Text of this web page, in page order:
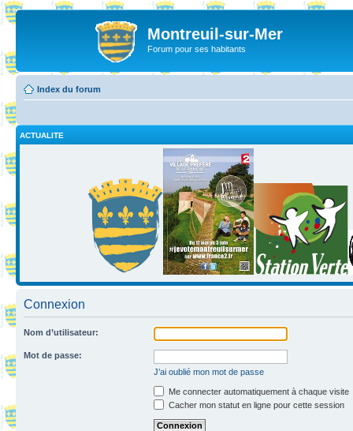
Montreuil-sur-Mer
Forum pour ses habitants
Index du forum
ACTUALITE
Connexion
Nom d’utilisateur:
Mot de passe:
J’ai oublié mon mot de passe
Me connecter automatiquement à chaque visite
Cacher mon statut en ligne pour cette session